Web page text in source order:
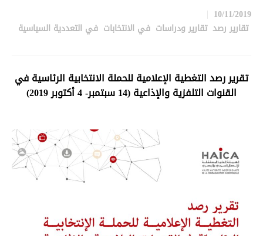
10/11/2019
تقارير رصد ,تقارير ودراسات في الانتخابات في التعددية السياسية
تقرير رصد التغطية الإعلامية للحملة الانتخابية الرئاسية في
القنوات التلفزية والإذاعية (14 سبتمبر- 4 أكتوبر 2019)